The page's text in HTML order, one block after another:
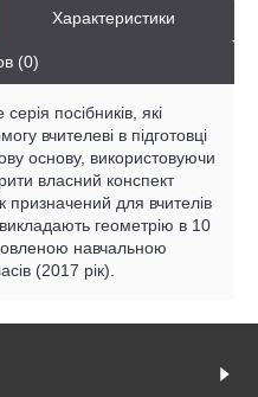
Характеристики
(0)
посібників, які
вчителеві в підготовці
основу, використовуючи
власний конспект
призначений для вчителів
викладають геометрію в 10
навчальною
(2017 рік).